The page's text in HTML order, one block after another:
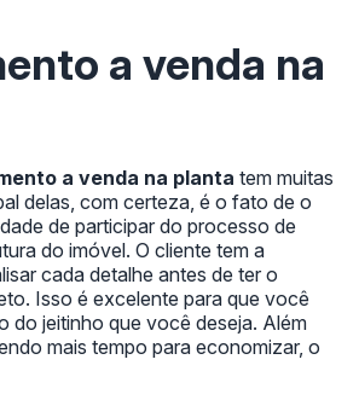
a venda na
a venda na planta tem muitas
delas, com certeza, é o fato de o
de participar do processo de
do imóvel. O cliente tem a
cada detalhe antes de ter o
Isso é excelente para que você
do jeitinho que você deseja. Além
mais tempo para economizar, o